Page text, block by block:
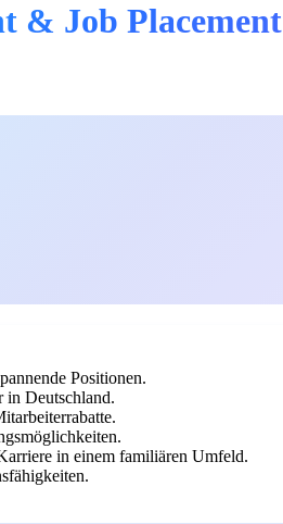
& Job Placement
Positionen.
in Deutschland.
in einem familiären Umfeld.